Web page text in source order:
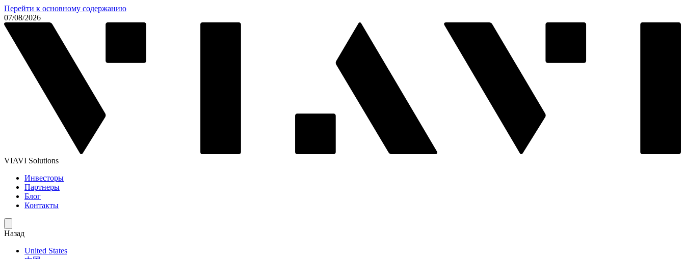
Перейти к основному содержанию
07/08/2026
VIAVI Solutions
Инвесторы
Партнеры
Блог
Контакты
Назад
United States